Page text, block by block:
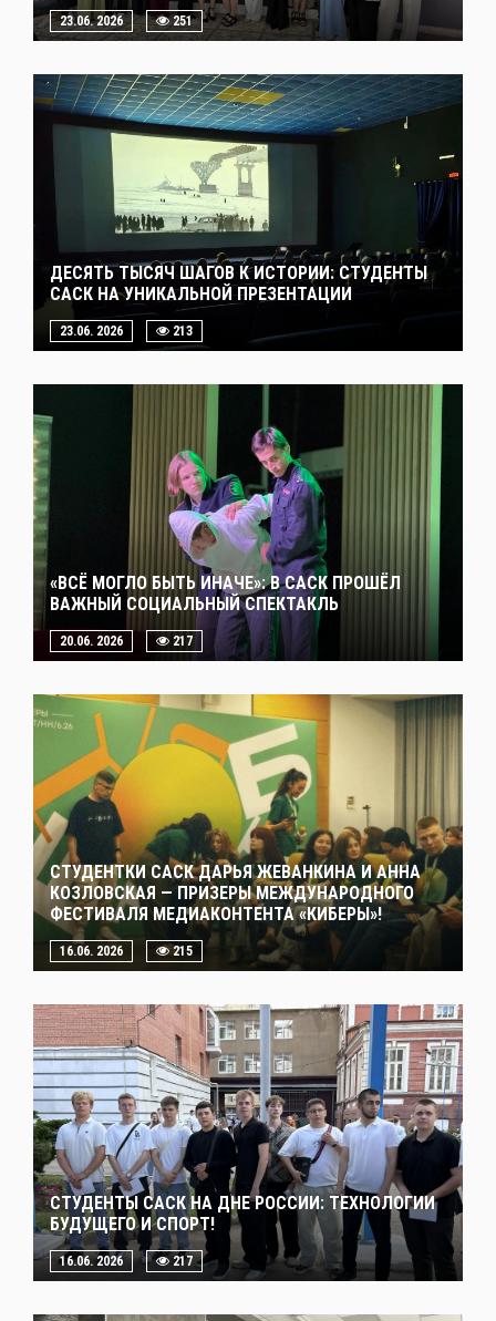
23.06. 2026 251
ДЕСЯТЬ ТЫСЯЧ ШАГОВ К ИСТОРИИ: СТУДЕНТЫ
САСК НА УНИКАЛЬНОЙ ПРЕЗЕНТАЦИИ
23.06. 2026 213
«ВСЁ МОГЛО БЫТЬ ИНАЧЕ»: В САСК ПРОШЁЛ
ВАЖНЫЙ СОЦИАЛЬНЫЙ СПЕКТАКЛЬ
20.06. 2026 217
СТУДЕНТКИ САСК ДАРЬЯ ЖЕВАНКИНА И АННА
КОЗЛОВСКАЯ — ПРИЗЕРЫ МЕЖДУНАРОДНОГО
ФЕСТИВАЛЯ МЕДИАКОНТЕНТА «КИБЕРЫ»!
16.06. 2026 215
СТУДЕНТЫ САСК НА ДНЕ РОССИИ: ТЕХНОЛОГИИ
БУДУЩЕГО И СПОРТ!
16.06. 2026 217